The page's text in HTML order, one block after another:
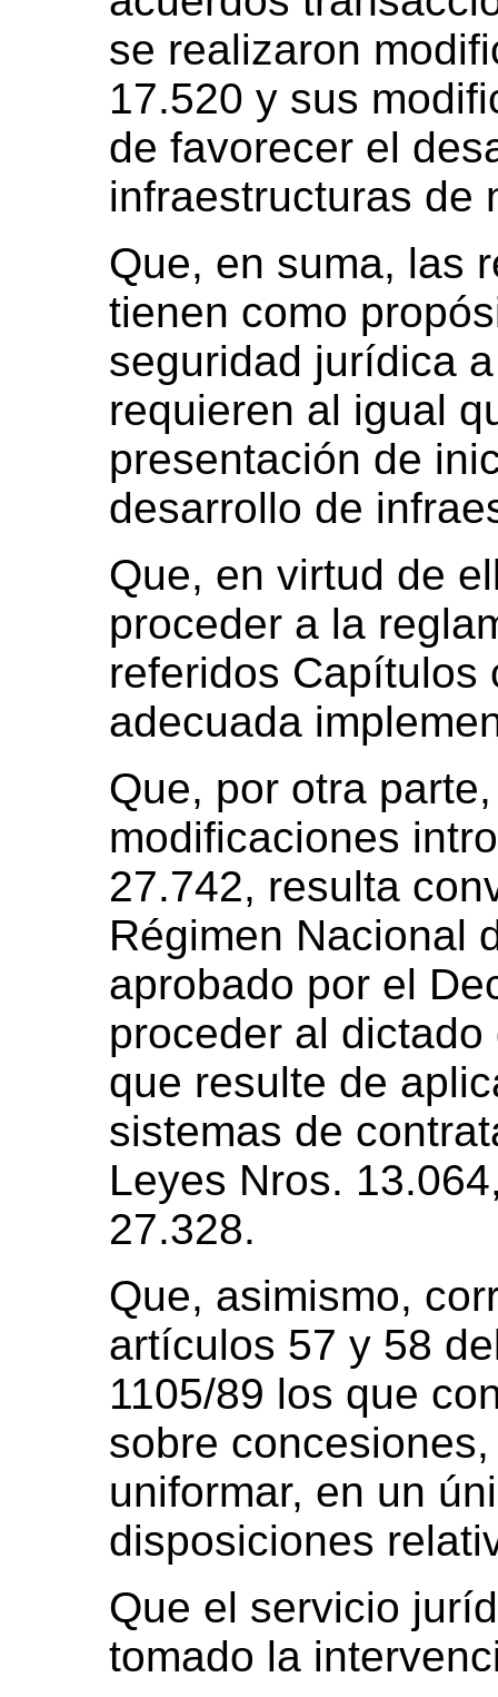
se realizaron
17.520 y sus
de favorecer el
infraestructuras de
Que, en suma, las
tienen como
seguridad jurídica
requieren al igual
presentación de
desarrollo de
Que, en virtud de
proceder a la
referidos Capítulos
adecuada
Que, por otra
modificaciones
27.742, resulta
Régimen Nacional
aprobado por el
proceder al
que resulte de
sistemas de
Leyes Nros.
27.328.
Que, asimismo,
artículos 57 y 58
1105/89 los que
sobre
uniformar, en un
disposiciones
Que el servicio
tomado la